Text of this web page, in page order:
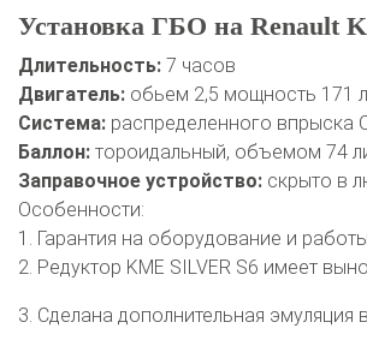
Установка ГБО на Renault
Длительность: 7 часов
Двигатель: обьем 2,5 мощность 171
Система: распределенного впрыска
Баллон: тороидальный, объемом 74
Заправочное устройство: скрыто в
Особенности:
1. Гарантия на оборудование и
2. Редуктор KME SILVER S6 имеет
3. Сделана дополнительная эмуляция